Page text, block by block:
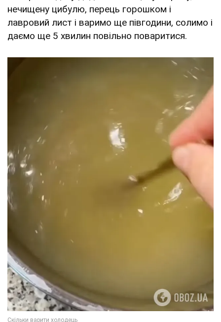
нечищену цибулю, перець горошком і
лавровий лист і варимо ще півгодини, солимо і
даємо ще 5 хвилин повільно поваритися.